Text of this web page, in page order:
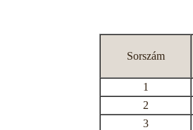
Sorszám
1
2
3